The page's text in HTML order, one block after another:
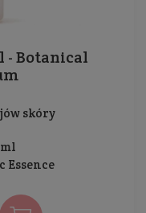
- Botanical
skóry
Essence